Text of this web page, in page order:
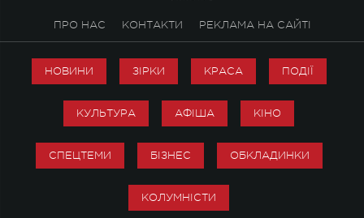
ПРО НАС КОНТАКТИ РЕКЛАМА НА САЙТІ
НОВИНИ ЗІРКИ КРАСА ПОДІЇ
КУЛЬТУРА АФІША КІНО
СПЕЦТЕМИ БІЗНЕС ОБКЛАДИНКИ
КОЛУМНІСТИ